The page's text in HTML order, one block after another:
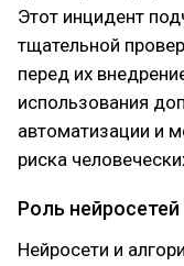
Этот инцидент
тщательной
перед их
использования
автоматизации и
риска
Роль нейросетей
Нейросети и